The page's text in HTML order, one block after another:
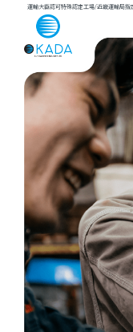
運輸大臣認可特殊認定工場/近畿運輸局指